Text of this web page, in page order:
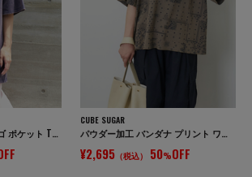
ケミカル加工 インディゴ ポケット Tシャツ
CUBE SUGAR
パウダー加工 バンダナ プリント ワイド Tシャツ
¥2,695（税込） 50%OFF